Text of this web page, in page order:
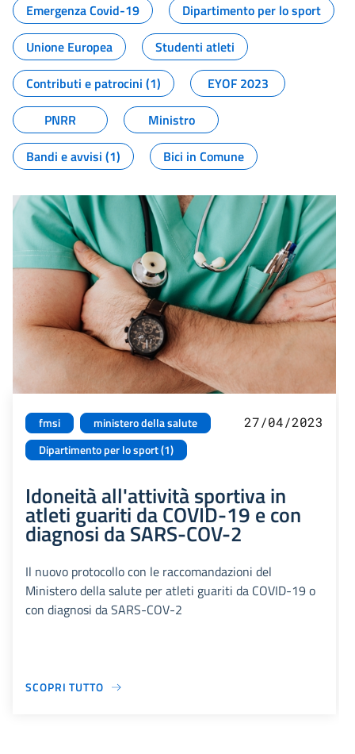
Emergenza Covid-19
Dipartimento per lo sport
Unione Europea
Studenti atleti
Contributi e patrocini (1)
EYOF 2023
PNRR
Ministro
Bandi e avvisi (1)
Bici in Comune
fmsi
ministero della salute
Dipartimento per lo sport (1)
27/04/2023
Idoneità all'attività sportiva in
atleti guariti da COVID-19 e con
diagnosi da SARS-COV-2
Il nuovo protocollo con le raccomandazioni del
Ministero della salute per atleti guariti da COVID-19 o
con diagnosi da SARS-COV-2
SCOPRI TUTTO